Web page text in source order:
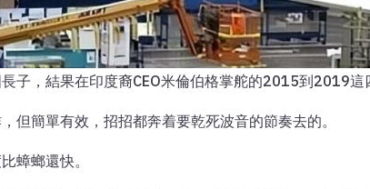
子，結果在印度裔CEO米倫伯格掌舵的2015到2019這
但簡單有效，招招都奔着要乾死波音的節奏去的。
蟑螂還快。